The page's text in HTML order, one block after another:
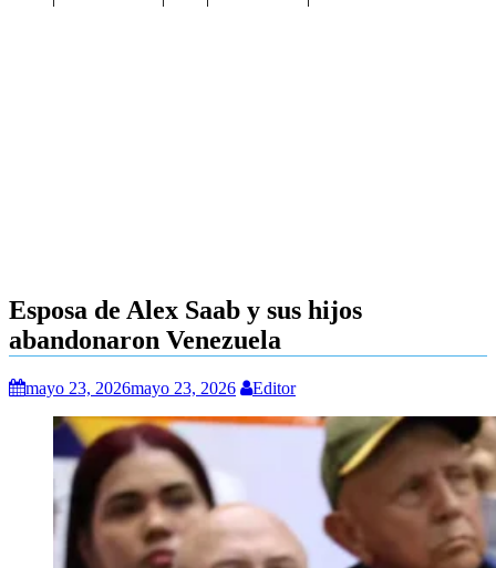
Esposa de Alex Saab y sus hijos
abandonaron Venezuela
mayo 23, 2026mayo 23, 2026 Editor